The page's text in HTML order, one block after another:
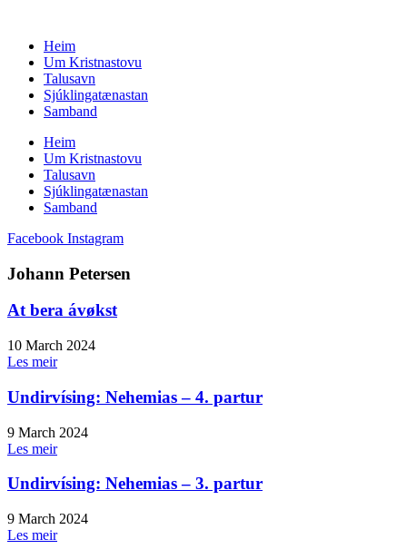
contentHeim
Um Kristnastovu
Talusavn
Sjúklingatænastan
Samband
Heim
Um Kristnastovu
Talusavn
Sjúklingatænastan
Samband
Facebook Instagram
Johann Petersen
At bera ávøkst
10 March 2024
Les meir
Undirvísing: Nehemias – 4. partur
9 March 2024
Les meir
Undirvísing: Nehemias – 3. partur
9 March 2024
Les meir